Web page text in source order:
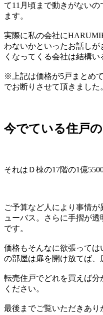
て11月頃まで動きがない
ます。
実際に私の会社に
わないかといったお話し
くなってくる会社は結構い
※上記は価格が5戸まとめ
でお断りさせて頂きました
今でている住戸
それはＤ棟の17階の1億
ご予算など人により事情
ューバス。さらに手摺が
です。
価格もそんなに欲張って
の部屋は扉を開け放てば、
転売住戸でどれを買えば
ください。
最後までご覧いただきあり